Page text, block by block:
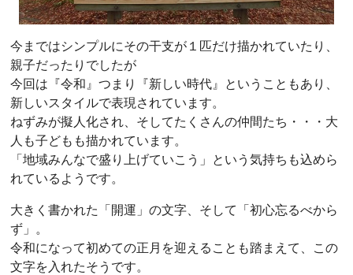
今まではシンプルにその干支が１匹だけ描かれていたり、
親子だったりでしたが
今回は『令和』つまり『新しい時代』ということもあり、
新しいスタイルで表現されています。
ねずみが擬人化され、そしてたくさんの仲間たち・・・大
人も子どもも描かれています。
「地域みんなで盛り上げていこう」という気持ちも込めら
れているようです。
大きく書かれた「開運」の文字、そして「初心忘るべから
ず」。
令和になって初めての正月を迎えることも踏まえて、この
文字を入れたそうです。